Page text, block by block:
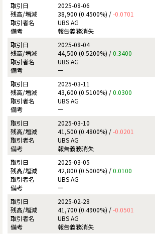
2025-08-06
38,900 (0.4500%) /-0.0701
UBS AG
報告義務消失
2025-08-04
44,500 (0.5200%) /0.3400
UBS AG
ー
2025-03-11
43,600 (0.5100%) /0.0300
UBS AG
ー
2025-03-10
41,500 (0.4800%) /-0.0201
UBS AG
報告義務消失
2025-03-05
42,800 (0.5000%) /0.0100
UBS AG
ー
2025-02-28
41,700 (0.4900%) /-0.0501
UBS AG
報告義務消失